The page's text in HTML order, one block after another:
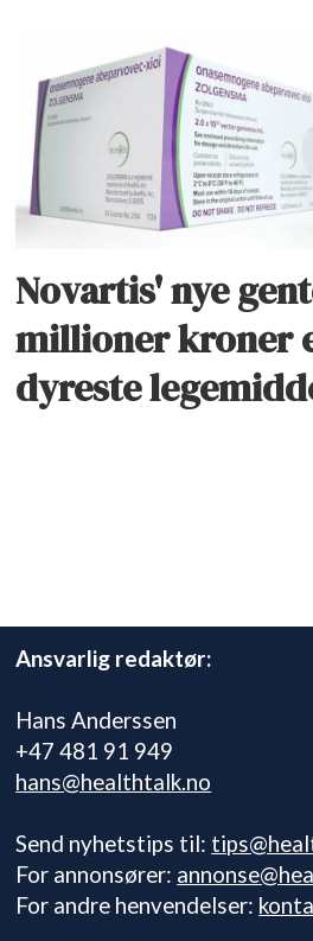
Novartis' nye
millioner kroner
dyreste
Ansvarlig redaktør:
Hans Anderssen
+47 481 91 949
hans@healthtalk.no
Send nyhetstips til:
For annonsører:
For andre henvendelser: